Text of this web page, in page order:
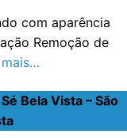
com aparência
Remoção de
Bela Vista – São